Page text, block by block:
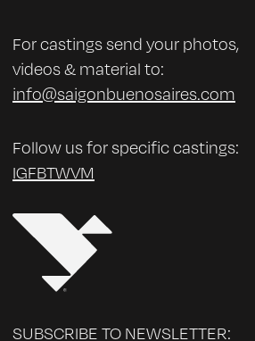
Buenos Aires Festival
Independiente (BAFICI);
de Buenos Aires (FIBA);
Fiesta Nacional del
Escénicas
Independiente de Bs.
Almada (Lisboa, Portugal);
de Teatro de
(Bolivia); Festival
Género Bs. As.;
Cine Fest; International
For castings send your photos,
videos & material to:
info@saigonbuenosaires.com
Follow us for specific castings:
IGFBTWVM
SUBSCRIBE TO NEWSLETTER: